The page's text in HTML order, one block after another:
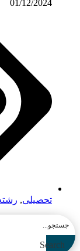
01/12/2024
تحصیلی,
Search